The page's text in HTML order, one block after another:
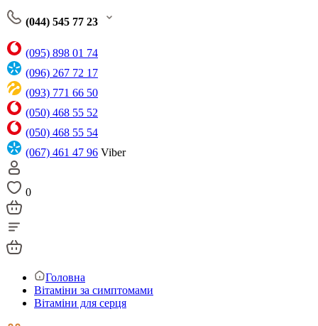
(044) 545 77 23
(095) 898 01 74
(096) 267 72 17
(093) 771 66 50
(050) 468 55 52
(050) 468 55 54
(067) 461 47 96 Viber
0
Головна
Вітаміни за симптомами
Вітаміни для серця